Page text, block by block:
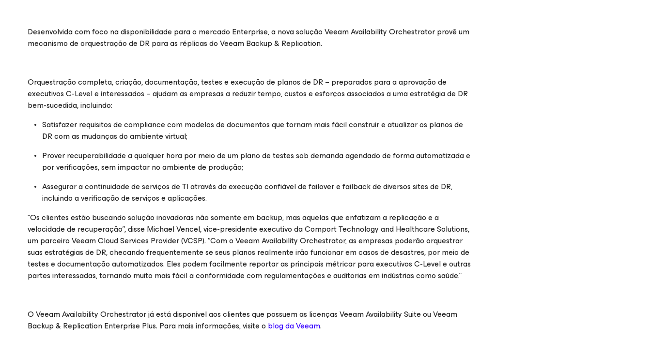
Desenvolvida com foco na disponibilidade para o mercado Enterprise, a nova solução Veeam Availability Orchestrator provê um
mecanismo de orquestração de DR para as réplicas do Veeam Backup & Replication.
Orquestração completa, criação, documentação, testes e execução de planos de DR – preparados para a aprovação de
executivos C-Level e interessados – ajudam as empresas a reduzir tempo, custos e esforços associados a uma estratégia de DR
bem-sucedida, incluindo:
Satisfazer requisitos de compliance com modelos de documentos que tornam mais fácil construir e atualizar os planos de
DR com as mudanças do ambiente virtual;
Prover recuperabilidade a qualquer hora por meio de um plano de testes sob demanda agendado de forma automatizada e
por verificações, sem impactar no ambiente de produção;
Assegurar a continuidade de serviços de TI através da execução confiável de failover e failback de diversos sites de DR,
incluindo a verificação de serviços e aplicações.
“Os clientes estão buscando solução inovadoras não somente em backup, mas aquelas que enfatizam a replicação e a
velocidade de recuperação”, disse Michael Vencel, vice-presidente executivo da Comport Technology and Healthcare Solutions,
um parceiro Veeam Cloud Services Provider (VCSP). “Com o Veeam Availability Orchestrator, as empresas poderão orquestrar
suas estratégias de DR, checando frequentemente se seus planos realmente irão funcionar em casos de desastres, por meio de
testes e documentação automatizados. Eles podem facilmente reportar as principais métricar para executivos C-Level e outras
partes interessadas, tornando muito mais fácil a conformidade com regulamentações e auditorias em indústrias como saúde.”
O Veeam Availability Orchestrator já está disponível aos clientes que possuem as licenças Veeam Availability Suite ou Veeam
Backup & Replication Enterprise Plus. Para mais informações, visite o blog da Veeam.